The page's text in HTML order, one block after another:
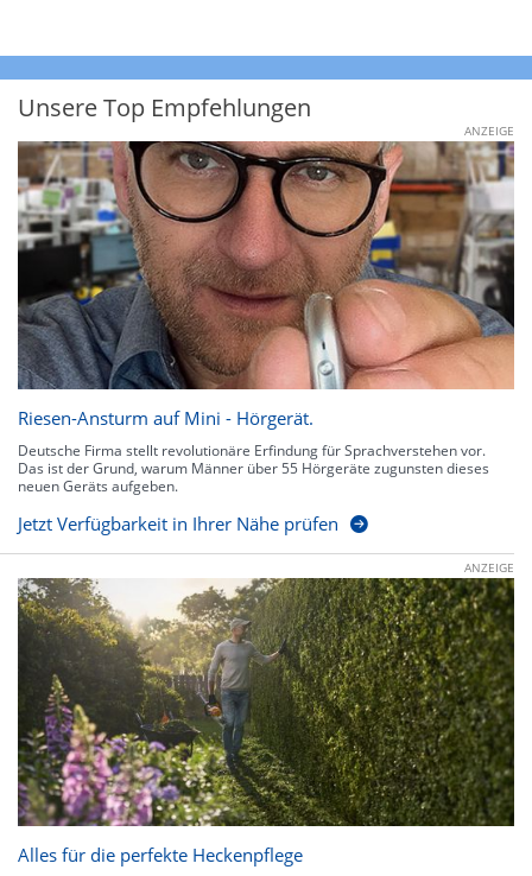
Unsere Top Empfehlungen
ANZEIGE
Riesen-Ansturm auf Mini - Hörgerät.
Deutsche Firma stellt revolutionäre Erfindung für Sprachverstehen vor.
Das ist der Grund, warum Männer über 55 Hörgeräte zugunsten dieses
neuen Geräts aufgeben.
Jetzt Verfügbarkeit in Ihrer Nähe prüfen
ANZEIGE
Alles für die perfekte Heckenpflege